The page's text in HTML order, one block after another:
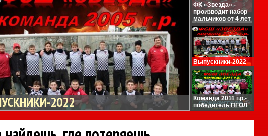
2022
ФК «Звезда» -
производит набор
мальчиков от 4 лет
Выпускники-2022
Команда 2011 г.р.-
победитель ПГОЛ